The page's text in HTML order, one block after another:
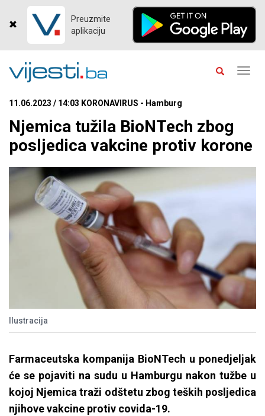
Preuzmite
aplikaciju
11.06.2023 / 14:03 KORONAVIRUS - Hamburg
Njemica tužila BioNTech zbog
posljedica vakcine protiv korone
Ilustracija
Farmaceutska kompanija BioNTech u ponedjeljak
će se pojaviti na sudu u Hamburgu nakon tužbe u
kojoj Njemica traži odštetu zbog teških posljedica
njihove vakcine protiv covida-19.